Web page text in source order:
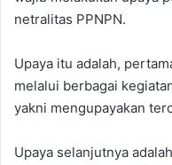
netralitas PPNPN.
Upaya itu adalah,
melalui berbagai
yakni mengupayakan
Upaya selanjutnya